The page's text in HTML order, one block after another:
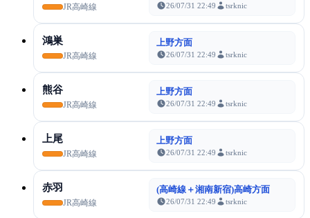
JR高崎線 26/07/31 22:49 tsrknic
鴻巣
JR高崎線
上野方面
26/07/31 22:49 tsrknic
熊谷
JR高崎線
上野方面
26/07/31 22:49 tsrknic
上尾
JR高崎線
上野方面
26/07/31 22:49 tsrknic
赤羽
JR高崎線
(高崎線＋湘南新宿)高崎方面
26/07/31 22:49 tsrknic